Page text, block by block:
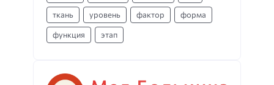
ткань уровень фактор форма
функция этап